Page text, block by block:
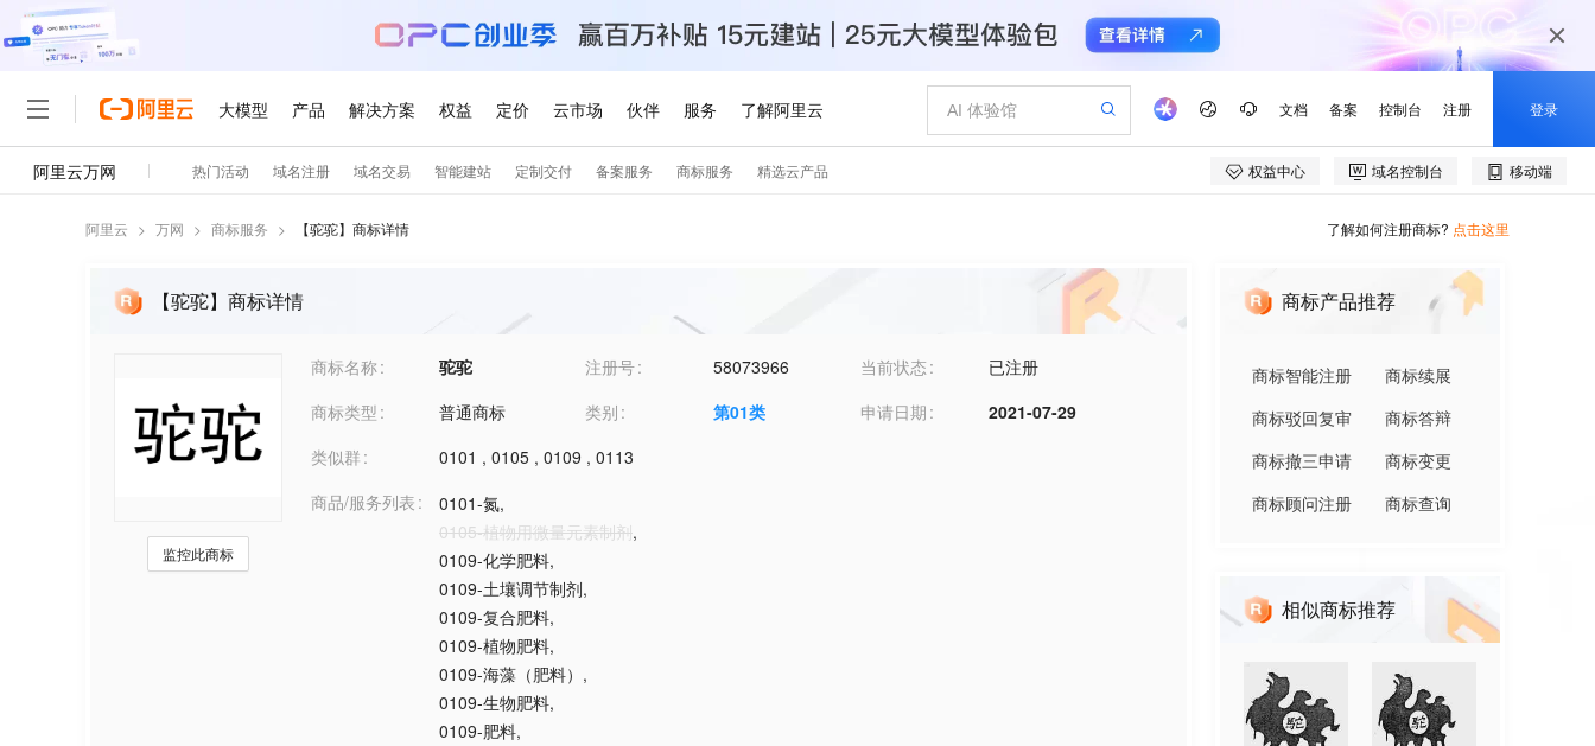
阿里云 > 万网 > 商标服务 > 【驼驼】商标详情 了解如何注册商标? 点击这里
【驼驼】商标详情
监控此商标
商标名称 驼驼 注册号 58073966 当前状态
已注册
商标类型
普通商标 类别 第01类 申请日期
2021-07-29
类似群
0101 , 0105 , 0109 , 0113
商品/服务列表
0101-氮,
0105-植物用微量元素制剂,
0109-化学肥料,
0109-土壤调节制剂,
0109-复合肥料,
0109-植物肥料,
0109-海藻（肥料） ,
0109-生物肥料,
0109-肥料,
商标产品推荐
商标智能注册
商标续展
商标驳回复审
商标答辩
商标撤三申请
商标变更
商标顾问注册
商标查询
相似商标推荐